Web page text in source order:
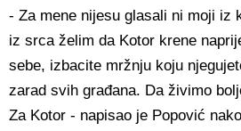
- Za mene nijesu glasali ni moji iz
iz srca želim da Kotor krene
sebe, izbacite mržnju koju
zarad svih građana. Da živimo
Za Kotor - napisao je Popović